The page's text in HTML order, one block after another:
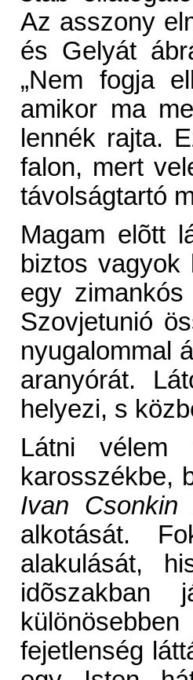
Az asszony
és Gelyát
„Nem fogja
amikor ma
lennék rajta.
falon, mert
távolságtartó
Magam elõtt
biztos
egy
Szovjetunió
nyugalommal
aranyórát.
helyezi, s
Látni vélem
karosszékbe,
Ivan Csonkin
alkotását.
alakulását,
idõszakban
fejetlenség